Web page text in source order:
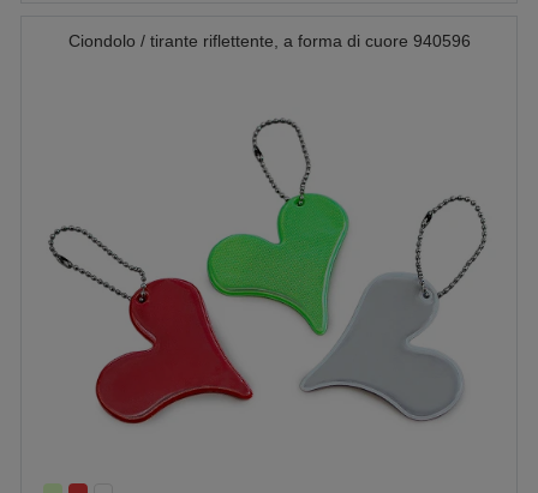
Ciondolo / tirante riflettente, a forma di cuore 940596